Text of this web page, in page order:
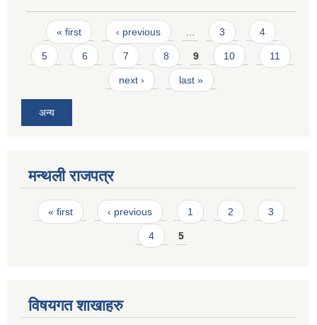
Pages
« first ‹ previous 3 4
5 6 7 8 9 10 11
next › last »
अन्य
मन्थली राजपत्र
Pages
« first ‹ previous 1 2 3
4 5
विषयगत शाखाहरु